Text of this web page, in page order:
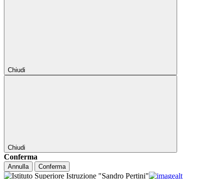
Chiudi
Chiudi
Conferma
Annulla Conferma